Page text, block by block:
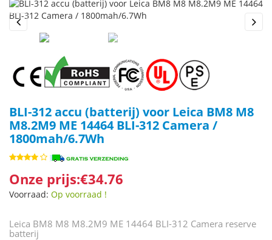
Previous
BLI-312 accu (batterij) voor Leica BM8 M8
M8.2M9 ME 14464 BLI-312 Camera /
1800mah/6.7Wh
Onze prijs:€34.76
Voorraad: Op voorraad !
Leica BM8 M8 M8.2M9 ME 14464 BLI-312 Camera reserve
batterij